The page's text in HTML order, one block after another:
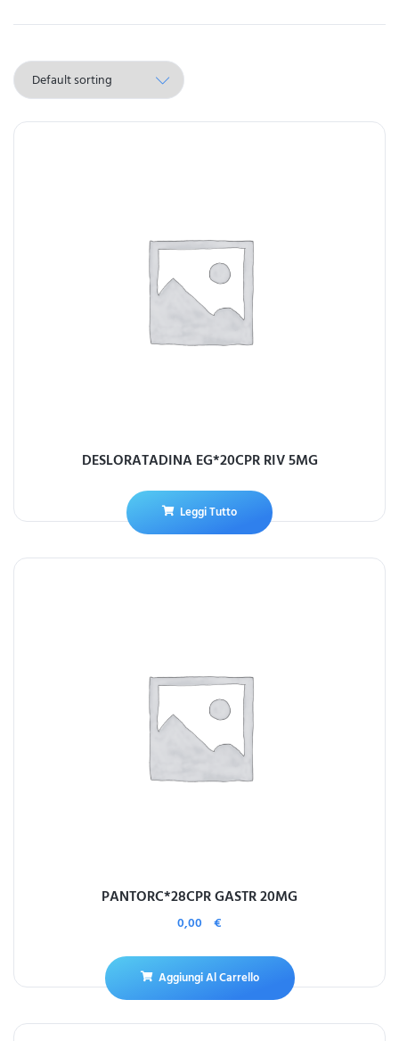
DESLORATADINA EG*20CPR RIV 5MG
Leggi Tutto
PANTORC*28CPR GASTR 20MG
0,00 €
Aggiungi Al Carrello